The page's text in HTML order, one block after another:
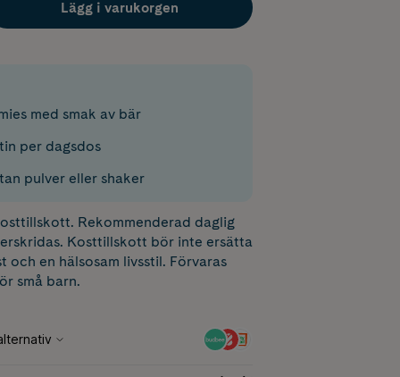
Lägg i varukorgen
med smak av bär
per dagsdos
pulver eller shaker
Rekommenderad daglig
Kosttillskott bör inte ersätta
och en hälsosam livsstil. Förvaras
små barn.